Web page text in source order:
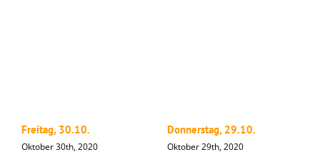
Freitag, 30.10.
Oktober 30th, 2020
Donnerstag, 29.10.
Oktober 29th, 2020